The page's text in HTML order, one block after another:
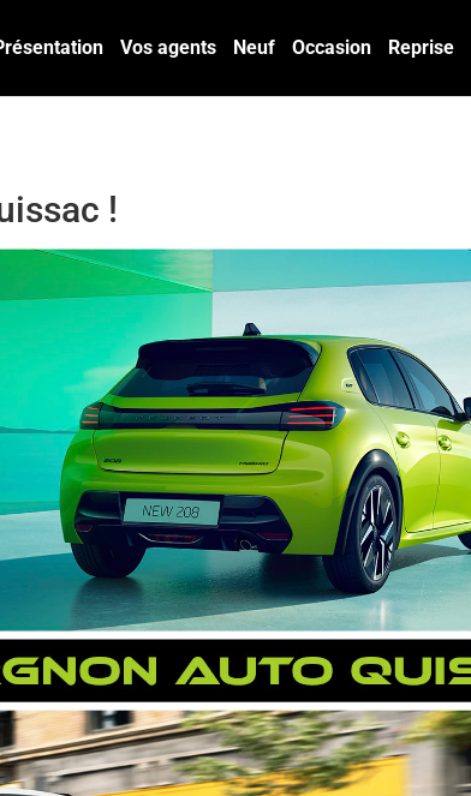
Vos agents Neuf Occasion Reprise
!